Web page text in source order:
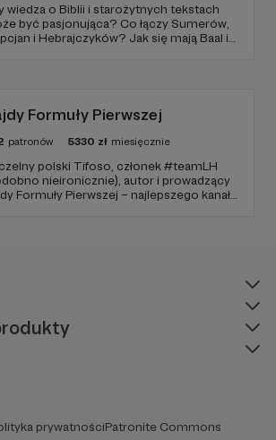
wiedza o Biblii i starożytnych tekstach
być pasjonująca? Co łączy Sumerów,
i Hebrajczyków? Jak się mają Baal i
Formuły Pierwszej
patronów 5330 zł miesięcznie
polski Tifoso, członek #teamLH
nieironicznie), autor i prowadzący
Formuły Pierwszej – najlepszego kanału
prywatnościPatronite Commons